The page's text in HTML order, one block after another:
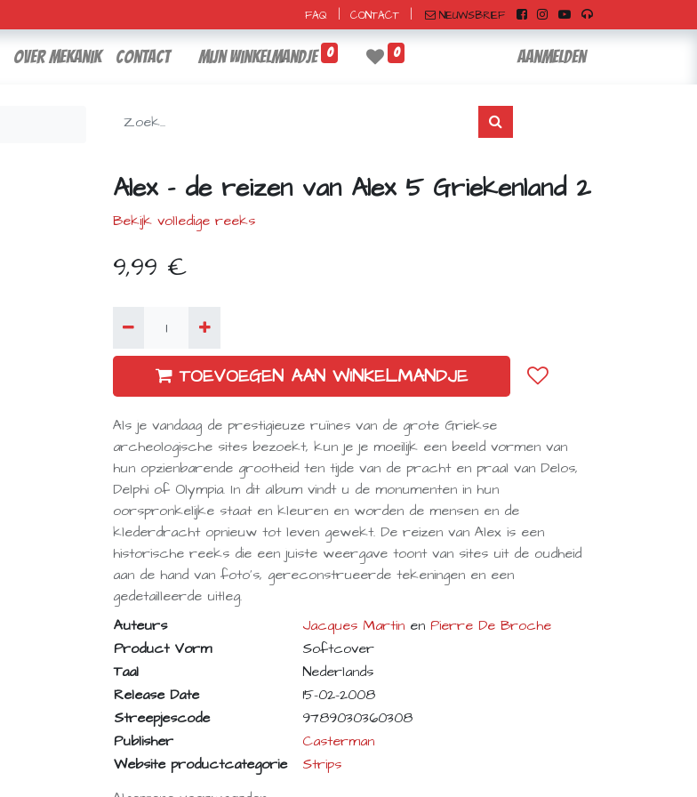
FAQ CONTACT NIEUWSBRIEF
over mekanik contact Mijn winkelmandje 0 0 Aanmelden
Alex - de reizen van Alex 5 Griekenland 2
Bekijk volledige reeks
9,99 €
TOEVOEGEN AAN WINKELMANDJE
Als je vandaag de prestigieuze ruïnes van de grote Griekse
archeologische sites bezoekt, kun je je moeilijk een beeld vormen van
hun opzienbarende grootheid ten tijde van de pracht en praal van Delos,
Delphi of Olympia. In dit album vindt u de monumenten in hun
oorspronkelijke staat en kleuren en worden de mensen en de
klederdracht opnieuw tot leven gewekt. De reizen van Alex is een
historische reeks die een juiste weergave toont van sites uit de oudheid
aan de hand van foto's, gereconstrueerde tekeningen en een
gedetailleerde uitleg.
Auteurs
Jacques Martin en Pierre De Broche
Product Vorm
Softcover
Taal
Nederlands
Release Date
15-02-2008
Streepjescode
9789030360308
Publisher
Casterman
Website productcategorie
Strips